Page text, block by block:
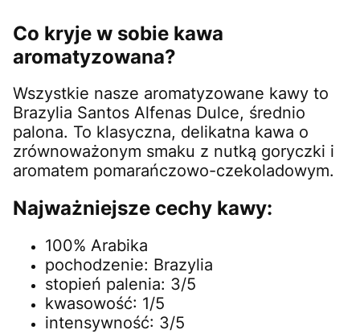
Co kryje w sobie kawa
aromatyzowana?
Wszystkie nasze aromatyzowane kawy to
Brazylia Santos Alfenas Dulce, średnio
palona. To klasyczna, delikatna kawa o
zrównoważonym smaku z nutką goryczki i
aromatem pomarańczowo-czekoladowym.
Najważniejsze cechy kawy:
100% Arabika
pochodzenie: Brazylia
stopień palenia: 3/5
kwasowość: 1/5
intensywność: 3/5